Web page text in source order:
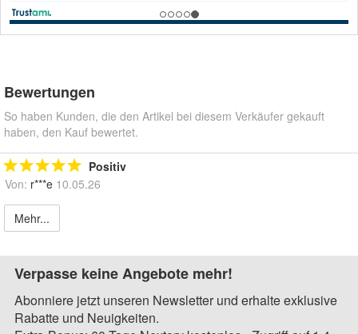
Bewertungen
So haben Kunden, die den Artikel bei diesem Verkäufer gekauft
haben, den Kauf bewertet.
Positiv
Von: r***e 10.05.26
Mehr...
Verpasse keine Angebote mehr!
Abonniere jetzt unseren Newsletter und erhalte exklusive
Rabatte und Neuigkeiten.